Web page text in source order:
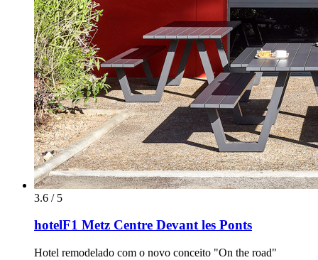
3.6 / 5
hotelF1 Metz Centre Devant les Ponts
Hotel remodelado com o novo conceito "On the road"